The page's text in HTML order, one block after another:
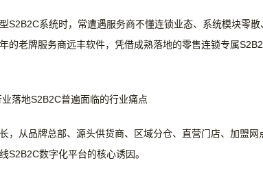
S2B2C系统时，常遭遇服务商不懂连锁业态、系统模块零
的老牌服务商远丰软件，凭借成熟落地的零售连锁专属
落地S2B2C普遍面临的行业痛点
，从品牌总部、源头供货商、区域分仓、直营门店、加盟
S2B2C数字化平台的核心诱因。